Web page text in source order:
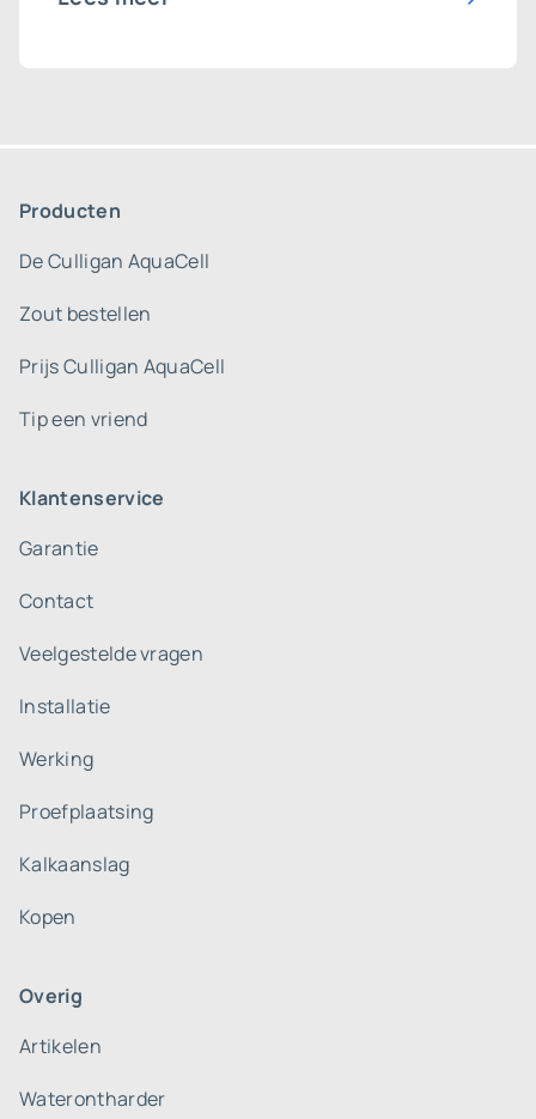
Producten
De Culligan AquaCell
Zout bestellen
Prijs Culligan AquaCell
Tip een vriend
Klantenservice
Garantie
Contact
Veelgestelde vragen
Installatie
Werking
Proefplaatsing
Kalkaanslag
Kopen
Overig
Artikelen
Waterontharder